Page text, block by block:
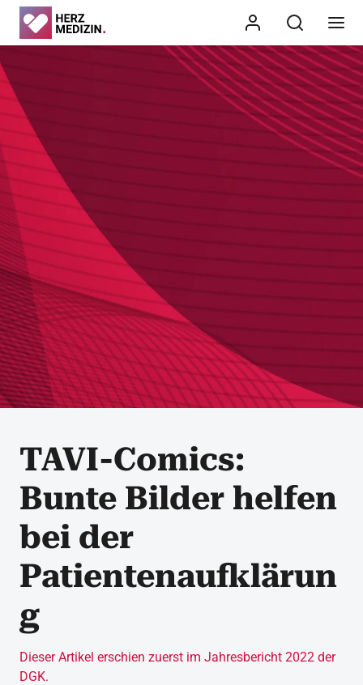
TAVI-Comics:
Bunte Bilder helfen
bei der
Patientenaufklärun
g
Dieser Artikel erschien zuerst im Jahresbericht 2022 der
DGK.